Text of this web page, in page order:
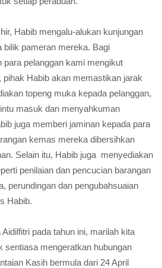
Habib mengalu-alukan kunjungan
bilik pameran mereka. Bagi
pelanggan kami mengikut
pihak Habib akan memastikan jarak
topeng muka kepada pelanggan,
masuk dan menyahkuman
juga memberi jaminan kepada para
kemas mereka dibersihkan
Selain itu, Habib juga menyediakan
penilaian dan pencucian barangan
perundingan dan pengubahsuaian
Habib.
pada tahun ini, marilah kita
sentiasa mengeratkan hubungan
Kasih bermula dari 24 April